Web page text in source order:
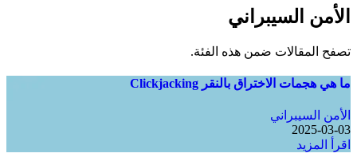
الأمن السيبراني
تصفح المقالات ضمن هذه الفئة.
ما هي هجمات الاختراق بالنقر Clickjacking
الأمن السيبراني
2025-03-03
اقرأ المزيد